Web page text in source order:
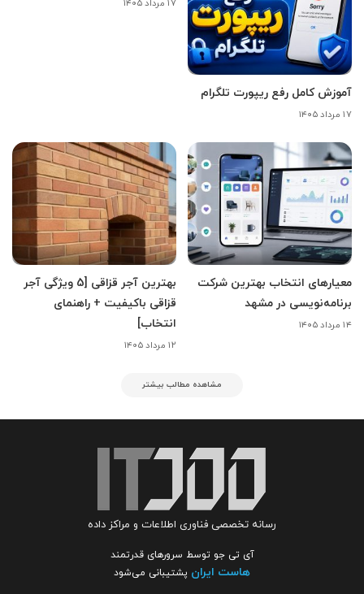
آموزش کامل رفع ریپورت تلگرام
۱۷ مرداد ۱۴۰۵
۱۷ مرداد ۱۴۰۵
معیارهای انتخاب بهترین شرکت
برنامه‌نویسی در مشهد
۱۴ مرداد ۱۴۰۵
بهترین آجر قزاقی [5 ویژگی آجر
قزاقی باکیفیت + راهنمای
انتخاب]
۱۲ مرداد ۱۴۰۵
مشاهده مطالب بیشتر
رسانه تخصصی فناوری اطلاعات و مراکز داده
آی تی جو توسط سرورهای قدرتمند
هاست ایران پشتیبانی می‌شود